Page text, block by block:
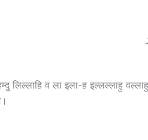
लिल्लाहि व ला इला-ह इल्लल्लाहु